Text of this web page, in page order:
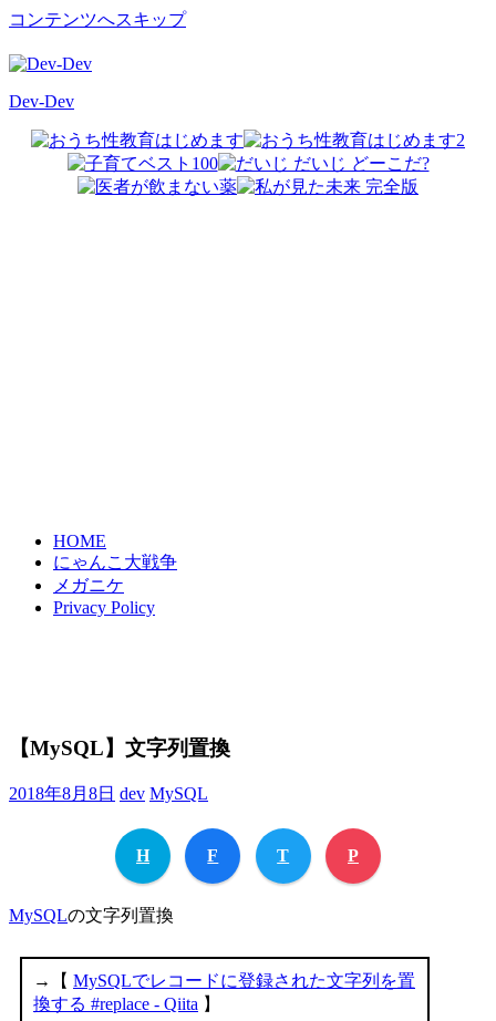
コンテンツへスキップ
Dev-Dev
HOME
にゃんこ大戦争
メガニケ
Privacy Policy
【MySQL】文字列置換
2018年8月8日 dev MySQL
H F T P
MySQLの文字列置換